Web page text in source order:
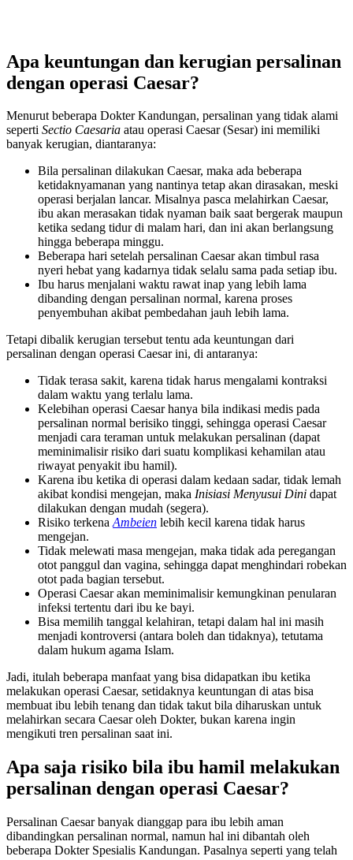
Apa keuntungan dan kerugian persalinan
dengan operasi Caesar?
Menurut beberapa Dokter Kandungan, persalinan yang tidak alami
seperti Sectio Caesaria atau operasi Caesar (Sesar) ini memiliki
banyak kerugian, diantaranya:
Bila persalinan dilakukan Caesar, maka ada beberapa
ketidaknyamanan yang nantinya tetap akan dirasakan, meski
operasi berjalan lancar. Misalnya pasca melahirkan Caesar,
ibu akan merasakan tidak nyaman baik saat bergerak maupun
ketika sedang tidur di malam hari, dan ini akan berlangsung
hingga beberapa minggu.
Beberapa hari setelah persalinan Caesar akan timbul rasa
nyeri hebat yang kadarnya tidak selalu sama pada setiap ibu.
Ibu harus menjalani waktu rawat inap yang lebih lama
dibanding dengan persalinan normal, karena proses
penyembuhan akibat pembedahan jauh lebih lama.
Tetapi dibalik kerugian tersebut tentu ada keuntungan dari
persalinan dengan operasi Caesar ini, di antaranya:
Tidak terasa sakit, karena tidak harus mengalami kontraksi
dalam waktu yang terlalu lama.
Kelebihan operasi Caesar hanya bila indikasi medis pada
persalinan normal berisiko tinggi, sehingga operasi Caesar
menjadi cara teraman untuk melakukan persalinan (dapat
meminimalisir risiko dari suatu komplikasi kehamilan atau
riwayat penyakit ibu hamil).
Karena ibu ketika di operasi dalam kedaan sadar, tidak lemah
akibat kondisi mengejan, maka Inisiasi Menyusui Dini dapat
dilakukan dengan mudah (segera).
Risiko terkenaAmbeien lebih kecil karena tidak harus
mengejan.
Tidak melewati masa mengejan, maka tidak ada peregangan
otot panggul dan vagina, sehingga dapat menghindari robekan
otot pada bagian tersebut.
Operasi Caesar akan meminimalisir kemungkinan penularan
infeksi tertentu dari ibu ke bayi.
Bisa memilih tanggal kelahiran, tetapi dalam hal ini masih
menjadi kontroversi (antara boleh dan tidaknya), tetutama
dalam hukum agama Islam.
Jadi, itulah beberapa manfaat yang bisa didapatkan ibu ketika
melakukan operasi Caesar, setidaknya keuntungan di atas bisa
membuat ibu lebih tenang dan tidak takut bila diharuskan untuk
melahirkan secara Caesar oleh Dokter, bukan karena ingin
mengikuti tren persalinan saat ini.
Apa saja risiko bila ibu hamil melakukan
persalinan dengan operasi Caesar?
Persalinan Caesar banyak dianggap para ibu lebih aman
dibandingkan persalinan normal, namun hal ini dibantah oleh
beberapa Dokter Spesialis Kandungan. Pasalnya seperti yang telah